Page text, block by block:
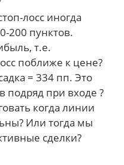
лосс иногда
200 пунктов.
т.е.
поближе к цене?
= 334 пп. Это
подряд при входе ?
когда линии
Или тогда мы
сделки?